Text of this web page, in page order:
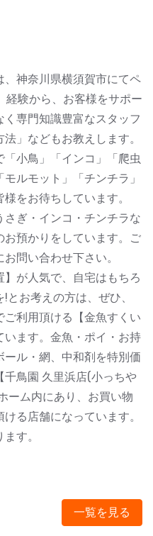
神奈川県横須賀市にてペ
経験から、お客様をサポー
く専門知識豊富なスタッフ
」などもお教えします。
小鳥」「インコ」「爬虫
ルモット」「チンチラ」
をお待ちしています。
さぎ・インコ・チンチラな
お預かりをしています。ご
問い合わせ下さい。
が人気で、自宅はもちろ
お考えの方は、ぜひ、
利用頂ける【金魚すくい
ます。金魚・ポイ・お持
ル・網、中和剤を特別価
鳥園 久里浜店(小っちや
ーム内にあり、お買い物
る店舗になっています。
す。
一覧を見る